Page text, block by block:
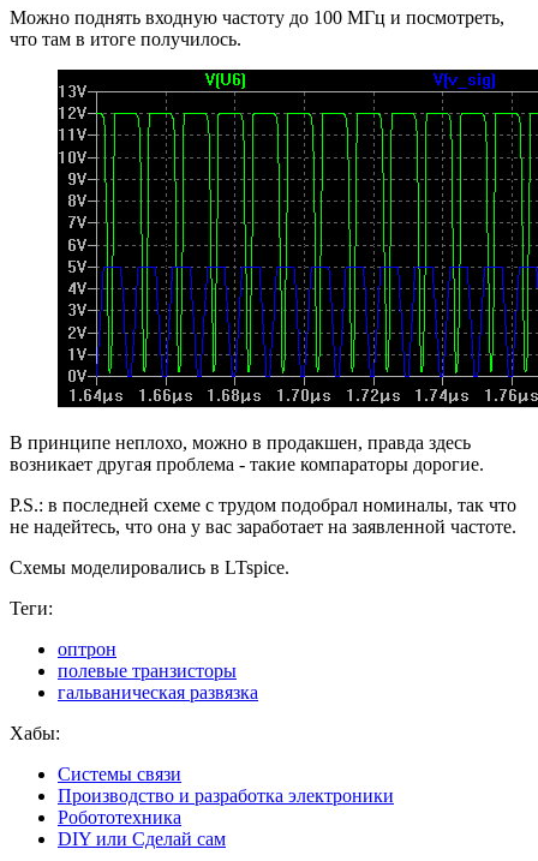
Можно поднять входную частоту до 100 МГц и посмотреть,
что там в итоге получилось.
В принципе неплохо, можно в продакшен, правда здесь
возникает другая проблема - такие компараторы дорогие.
P.S.: в последней схеме с трудом подобрал номиналы, так что
не надейтесь, что она у вас заработает на заявленной частоте.
Схемы моделировались в LTspice.
Теги:
оптрон
полевые транзисторы
гальваническая развязка
Хабы:
Системы связи
Производство и разработка электроники
Робототехника
DIY или Сделай сам